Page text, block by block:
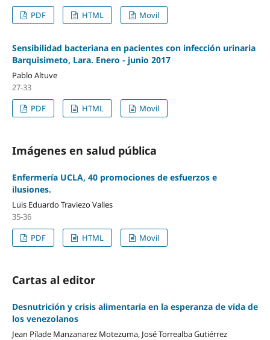
PDF
HTML Movil
Sensibilidad bacteriana en pacientes con infección urinaria
Barquisimeto, Lara. Enero - junio 2017
Pablo Altuve
27-33
PDF
HTML Movil
Imágenes en salud pública
Enfermería UCLA, 40 promociones de esfuerzos e
ilusiones.
Luis Eduardo Traviezo Valles
35-36
PDF
HTML Movil
Cartas al editor
Desnutrición y crisis alimentaria en la esperanza de vida de
los venezolanos
Jean Pílade Manzanarez Motezuma, José Torrealba Gutiérrez